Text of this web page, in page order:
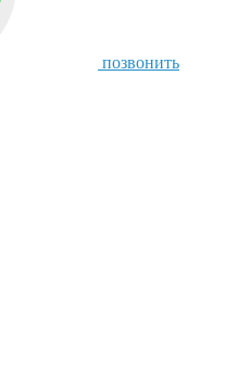
позвонить